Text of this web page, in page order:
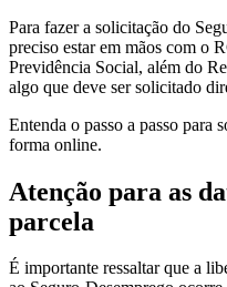
Para fazer a solicitação do
preciso estar em mãos com o
Previdência Social, além do
algo que deve ser solicitado
Entenda o passo a passo para
forma online.
Atenção para as
parcela
É importante ressaltar que a